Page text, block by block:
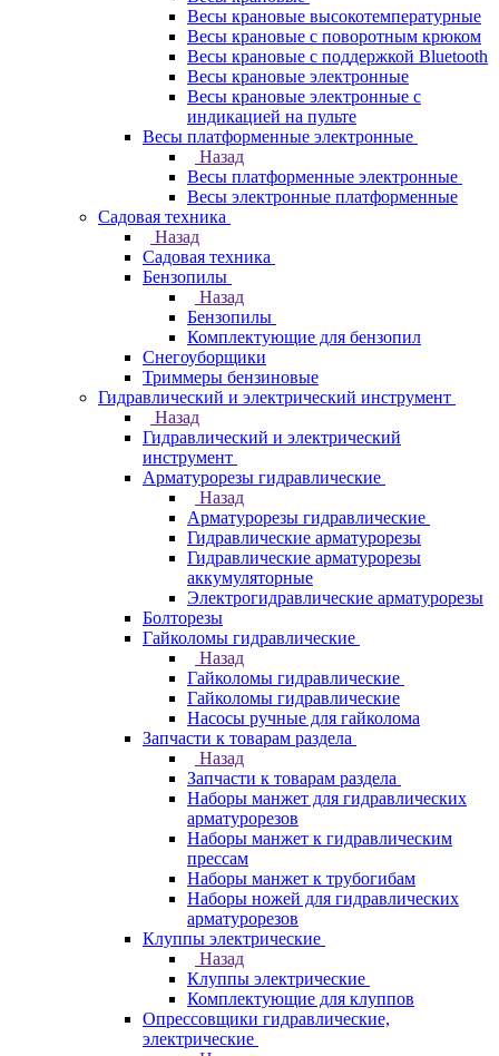
Весы крановые высокотемпературные
Весы крановые с поворотным крюком
Весы крановые с поддержкой Bluetooth
Весы крановые электронные
Весы крановые электронные с
индикацией на пульте
Весы платформенные электронные
Назад
Весы платформенные электронные
Весы электронные платформенные
Садовая техника
Назад
Садовая техника
Бензопилы
Назад
Бензопилы
Комплектующие для бензопил
Снегоуборщики
Триммеры бензиновые
Гидравлический и электрический инструмент
Назад
Гидравлический и электрический
инструмент
Арматурорезы гидравлические
Назад
Арматурорезы гидравлические
Гидравлические арматурорезы
Гидравлические арматурорезы
аккумуляторные
Электрогидравлические арматурорезы
Болторезы
Гайколомы гидравлические
Назад
Гайколомы гидравлические
Гайколомы гидравлические
Насосы ручные для гайколома
Запчасти к товарам раздела
Назад
Запчасти к товарам раздела
Наборы манжет для гидравлических
арматурорезов
Наборы манжет к гидравлическим
прессам
Наборы манжет к трубогибам
Наборы ножей для гидравлических
арматурорезов
Клуппы электрические
Назад
Клуппы электрические
Комплектующие для клуппов
Опрессовщики гидравлические,
электрические